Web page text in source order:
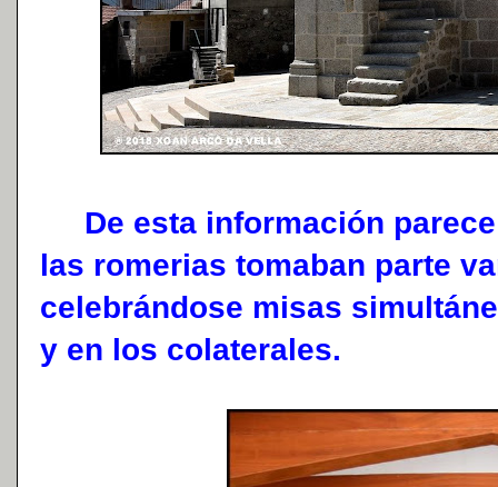
De esta información
las romerias tomaban parte
celebrándose misas
y en los colaterales.